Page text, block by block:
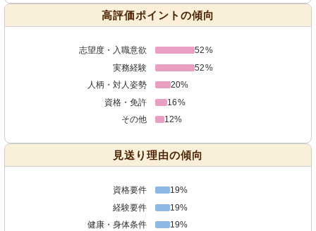
高評価ポイントの傾向
志望度・入職意欲
52%
実務経験
52%
人柄・対人姿勢
20%
資格・免許
16%
その他
12%
見送り理由の傾向
資格要件
19%
経験要件
19%
健康・身体条件
19%